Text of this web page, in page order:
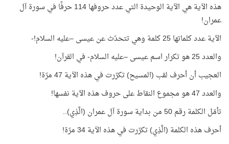
هذه الآية هي الآية الوحيدة التي عدد حروفها 114 حرفًا في سورة آل
عمران!
الآية عدد كلماتها 25 كلمة وهي تتحدّث عن عيسى –عليه السلام
-!
والعدد 25 هو تكرار اسم عيسى –عليه السلام- في القرآن
!
العجيب أن أحرف لقب (المسيح) تكرّرت في هذه الآية 47 مرّة
!
والعدد 47 هو مجموع النقاط على حروف هذه الآية نفسها
!
تأمّل الكلمة رقم 50 من بداية سورة آل عمران (الَّذِي)
..
أحرف هذه الكلمة (الَّذِي) تكرّرت في هذه الآية 34 مرّة
!